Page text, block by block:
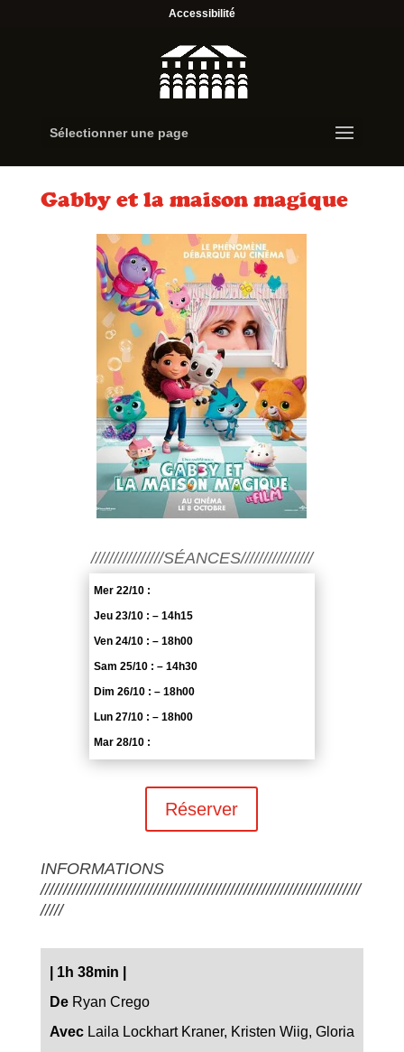
Accessibilité
Sélectionner une page
Gabby et la maison magique
////////////////SÉANCES////////////////
Mer 22/10 :
Jeu 23/10 : – 14h15
Ven 24/10 : – 18h00
Sam 25/10 : – 14h30
Dim 26/10 : – 18h00
Lun 27/10 : – 18h00
Mar 28/10 :
Réserver
INFORMATIONS
///////////////////////////////////////////////////////////////////////
/////
1h 38min
DeRyan Crego
AvecLaila Lockhart Kraner, Kristen Wiig, Gloria